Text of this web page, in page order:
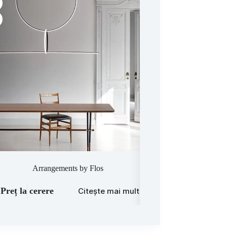
Arrangements by Flos
Preț la cerere Citește mai mult